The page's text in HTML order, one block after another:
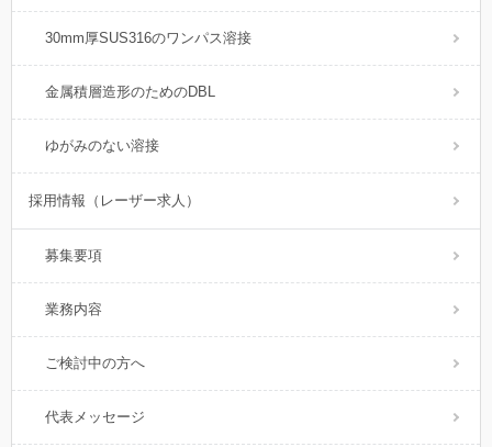
30mm厚SUS316のワンパス溶接
金属積層造形のためのDBL
ゆがみのない溶接
採用情報（レーザー求人）
募集要項
業務内容
ご検討中の方へ
代表メッセージ